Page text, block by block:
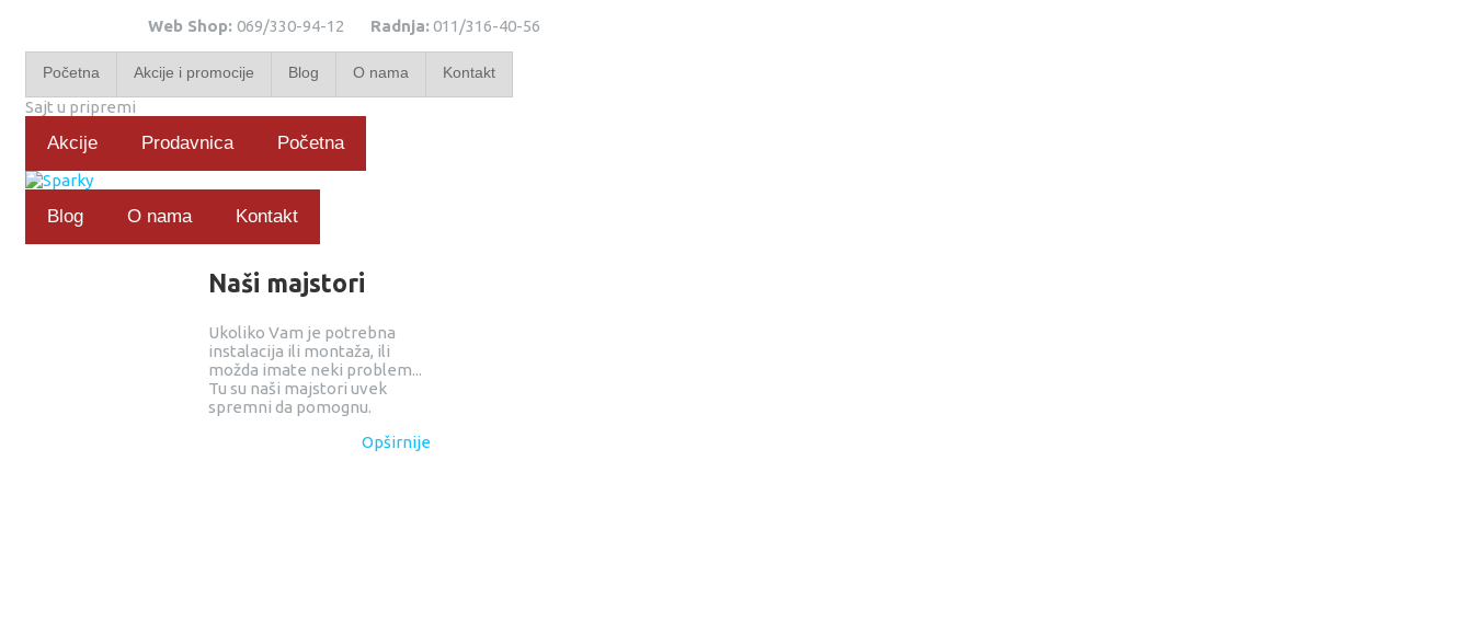
Web Shop: 069/330-94-12 Radnja:011/316-40-56
Početna Akcije i promocije Blog O nama Kontakt
Sajt u pripremi
Akcije Prodavnica Početna
Blog O nama Kontakt
Naši majstori
Ukoliko Vam je potrebna
instalacija ili montaža, ili
možda imate neki problem...
Tu su naši majstori uvek
spremni da pomognu.
Opširnije